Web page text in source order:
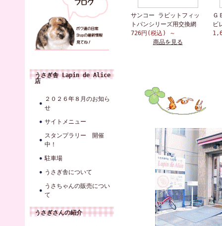
うさぎ舎 Lapin de Alice
店
２０２６年８月のお知ら
せ
サイトメニュー
スタンプラリー 開催
中！
駐車場
うさぎ舎について
うさちゃんの販売につい
て
うさぎさんの紹介
サンコー ラビットフィッ
トパンシリーズ用交換網
726円(税込)
～
商品を見る
Ｇ
ビ